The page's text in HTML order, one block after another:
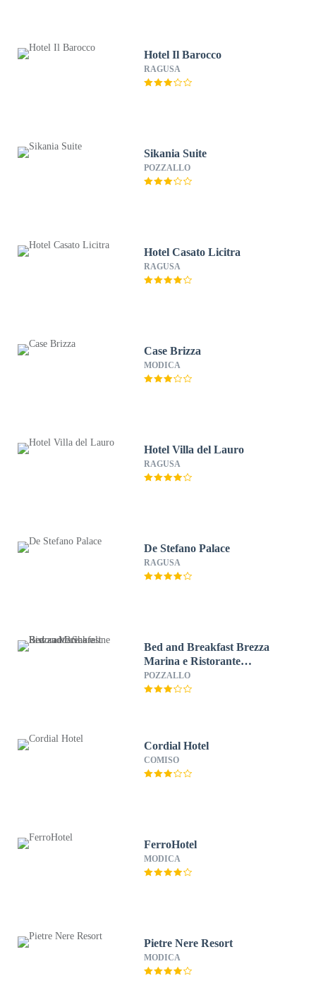
Hotel Il Barocco
RAGUSA
Sikania Suite
POZZALLO
Hotel Casato Licitra
RAGUSA
Case Brizza
MODICA
Hotel Villa del Lauro
RAGUSA
De Stefano Palace
RAGUSA
Bed and Breakfast Brezza
Marina e Ristorante
Shoreline
POZZALLO
Cordial Hotel
COMISO
FerroHotel
MODICA
Pietre Nere Resort
MODICA